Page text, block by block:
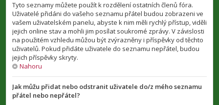
Tyto seznamy můžete použít k rozdělení ostatních členů fóra.
Uživatelé přidáni do vašeho seznamu přátel budou zobrazeni ve
vašem uživatelském panelu, abyste k nim měli rychlý přístup, viděli
jejich online stav a mohli jim posílat soukromé zprávy. V závislosti
na použitém vzhledu můžou být zvýrazněny i příspěvky od těchto
uživatelů. Pokud přidáte uživatele do seznamu nepřátel, budou
jejich příspěvky skryty.
Nahoru
Jak můžu přidat nebo odstranit uživatele do/z mého seznamu
přátel nebo nepřátel?